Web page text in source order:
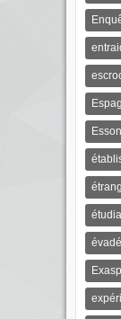
évadé